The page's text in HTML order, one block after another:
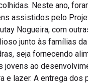
Neste ano,
assistidos pelo
Nogueira, com
junto às famílias
seja fornecendo
jovens ao
e lazer. A entrega dos